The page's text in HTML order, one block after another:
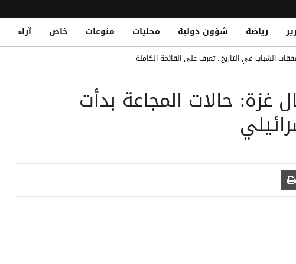
رياضة شؤون دولية محليات منوعات خاص آراء
الشباب في التاريخ.. تعرف على القائمة الكاملة
يتصدر القائمة بفارق كبير
أثناء أدائه صلاة الجمعة
حالات المجاعة بدأت